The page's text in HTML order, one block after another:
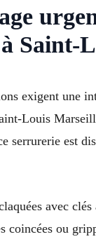
Saint-
exigent une
Louis
serrurerie est
avec
coincées ou